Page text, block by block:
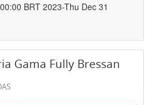
BRT 2023-Thu Dec 31
Gama Fully Bressan